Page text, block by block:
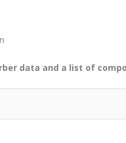
data and a list of